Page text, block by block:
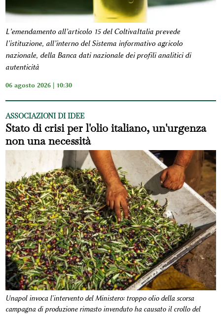
L’emendamento all’articolo 15 del ColtivaItalia prevede
l’istituzione, all’interno del Sistema informativo agricolo
nazionale, della Banca dati nazionale dei profili analitici di
autenticità
06 agosto 2026 | 10:30
ASSOCIAZIONI DI IDEE
Stato di crisi per l'olio italiano, un'urgenza
non una necessità
Unapol invoca l'intervento del Ministero: troppo olio della scorsa
campagna di produzione rimasto invenduto ha causato il crollo del